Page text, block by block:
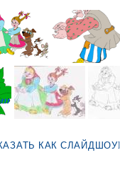
КАК СЛАЙДШОУ]